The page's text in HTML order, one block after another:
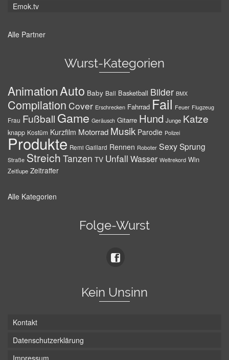
Emok.tv
Alle Partner
Wurst-Kategorien
AnimationAuto Baby Ball Basketball Bilder BMX
Compilation Cover Erschrecken Fahrrad Fail Feuer Flugzeug
Frau Fußball Game Geräusch Gitarre Hund Junge Katze
knapp Kostüm Kurzfilm Motorrad Musik Parodie Polizei
Produkte Remi Gaillard Rennen Roboter SexySprung
Straße Streich Tanzen TV Unfall Wasser Weltrekord Win
Zeitlupe Zeitraffer
Alle Kategorien
Folge-Wurst
Kein Unsinn
Kontakt
Datenschutzerklärung